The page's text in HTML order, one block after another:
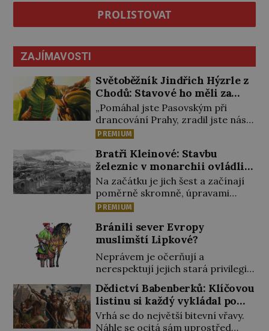
PROLISTOVAT
ZAJÍMAVOSTI
Světoběžník Jindřich Hýzrle z
Chodů: Stavové ho měli za
zrádce
„Pomáhal jste Pasovským při
drancování Prahy, zradil jste nás!“
nařknou čeští stavové hlavního
Jindřich se však zastrašit nenechá.
Zachová chladnou hlavu a trestu
unikne. Nicméně cejchu zrádce se
už nezbaví… Tři roky stačily! Škola
pro něj není. Jindřich Michal
Hýzrle z Chodů (1575–1665) se v ní
nudí. 10letý chlapec chce
procestovat […]
PREMIUM
Bratři Kleinové: Stavbu
železnic v monarchii ovládli
samouci
Na začátku je jich šest a začínají
poměrně skromně, úpravami
zahrad, rybníků a parků. Postupně
Během 40 let vybudují na území
monarchie třetinu všech tratí,
tedy asi 3500 kilometrů! Ohromně
na tom zbohatnou… Podnikavého
ducha zdědí bratři Kleinové po
otci Johannovi (1756–1835), který
má malý statek na Jesenicku […]
PREMIUM
Bránili sever Evropy
muslimští Lipkové?
Neprávem je očerňují a
nerespektují jejich stará privilegia.
A hlavně jim přestali vyplácet
dohodnutý žold! Lipkové proti
těmto „podrazům“ hlasitě
protestují, jenže spravedlnosti
Dědictví Babenberků: Klíčovou
listinu si každý vykládal po
svém
Vrhá se do největší bitevní vřavy.
Náhle se ocitá sám uprostřed